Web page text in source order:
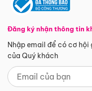
Đăng ký nhận thông tin
Nhập email để có cơ
của Quý khách